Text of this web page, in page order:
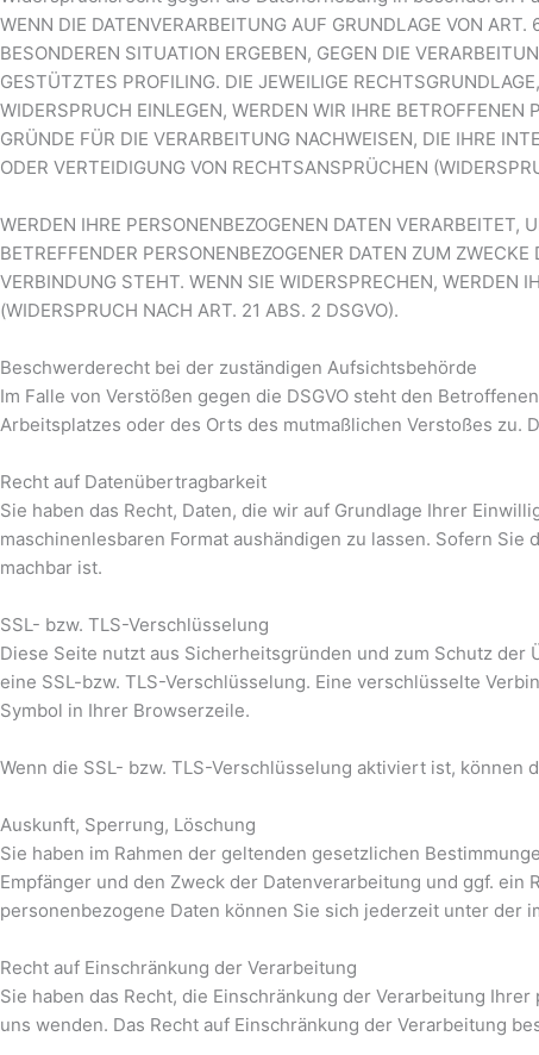
WENN DIE DATENVERARBEITUNG AUF GRUNDLAGE VON
BESONDEREN SITUATION ERGEBEN, GEGEN DIE
GESTÜTZTES PROFILING. DIE JEWEILIGE
WIDERSPRUCH EINLEGEN, WERDEN WIR IHRE
GRÜNDE FÜR DIE VERARBEITUNG NACHWEISEN, DIE IHRE
ODER VERTEIDIGUNG VON RECHTSANSPRÜCHEN
WERDEN IHRE PERSONENBEZOGENEN DATEN
BETREFFENDER PERSONENBEZOGENER DATEN ZUM
VERBINDUNG STEHT. WENN SIE WIDERSPRECHEN, WERDEN
(WIDERSPRUCH NACH ART. 21 ABS. 2 DSGVO).
Beschwerderecht bei der zuständigen Aufsichtsbehörde
Im Falle von Verstößen gegen die DSGVO steht den
Arbeitsplatzes oder des Orts des mutmaßlichen Verstoßes
Recht auf Datenübertragbarkeit
Sie haben das Recht, Daten, die wir auf Grundlage Ihrer
maschinenlesbaren Format aushändigen zu lassen. Sofern
machbar ist.
SSL- bzw. TLS-Verschlüsselung
Diese Seite nutzt aus Sicherheitsgründen und zum Schutz
eine SSL-bzw. TLS-Verschlüsselung. Eine verschlüsselte
Symbol in Ihrer Browserzeile.
Wenn die SSL- bzw. TLS-Verschlüsselung aktiviert ist,
Auskunft, Sperrung, Löschung
Sie haben im Rahmen der geltenden gesetzlichen
Empfänger und den Zweck der Datenverarbeitung und ggf.
personenbezogene Daten können Sie sich jederzeit unter der
Recht auf Einschränkung der Verarbeitung
Sie haben das Recht, die Einschränkung der Verarbeitung
uns wenden. Das Recht auf Einschränkung der Verarbeitung